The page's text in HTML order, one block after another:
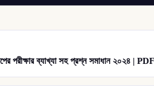
পরীক্ষার ব্যাখ্যা সহ প্রশ্ন সমাধান ২০২৪ |